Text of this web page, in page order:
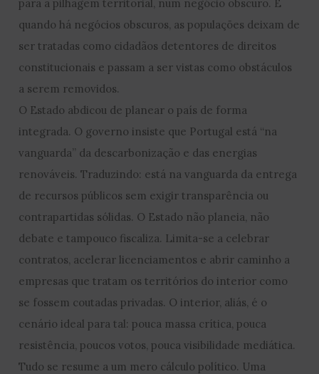
para a pilhagem territorial, num negócio obscuro. E
quando há negócios obscuros, as populações deixam de
ser tratadas como cidadãos detentores de direitos
constitucionais e passam a ser vistas como obstáculos
a serem removidos.
O Estado abdicou de planear o país de forma
integrada. O governo insiste que Portugal está “na
vanguarda” da descarbonização e das energias
renováveis. Traduzindo: está na vanguarda da entrega
de recursos públicos sem exigir transparência ou
contrapartidas sólidas. O Estado não planeia, não
debate e tampouco fiscaliza. Limita-se a celebrar
contratos, acelerar licenciamentos e abrir caminho a
empresas que tratam os territórios do interior como
se fossem coutadas privadas. O interior, aliás, é o
cenário ideal para tal: pouca massa crítica, pouca
resistência, poucos votos, pouca visibilidade mediática.
Tudo se resume a um mero cálculo político. Uma